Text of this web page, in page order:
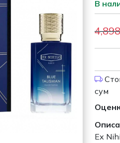
В
сум
Ex